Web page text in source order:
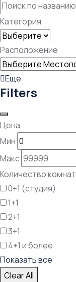
Категория
Расположение
Еще
Filters
Цена
Мин
Макс
⁠Количество комнат
0+1 (студия)
1+1
2+1
3+1
4+1 и более
Показать все
Clear All